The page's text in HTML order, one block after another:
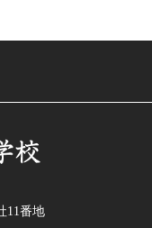
11番地